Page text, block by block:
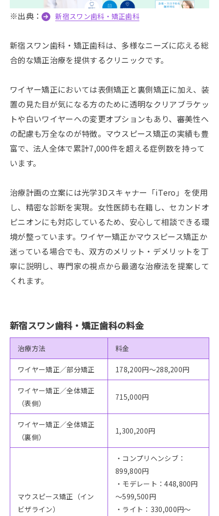
※出典： 新宿スワン歯科・矯正歯科
新宿スワン歯科・矯正歯科は、多様なニーズに応える総
合的な矯正治療を提供するクリニックです。
ワイヤー矯正においては表側矯正と裏側矯正に加え、装
置の見た目が気になる方のために透明なクリアブラケッ
トや白いワイヤーへの変更オプションもあり、審美性へ
の配慮も万全なのが特徴。マウスピース矯正の実績も豊
富で、法人全体で累計7,000件を超える症例数を持って
います。
治療計画の立案には光学3Dスキャナー「iTero」を使用
し、精密な診断を実現。女性医師も在籍し、セカンドオ
ピニオンにも対応しているため、安心して相談できる環
境が整っています。ワイヤー矯正かマウスピース矯正か
迷っている場合でも、双方のメリット・デメリットを丁
寧に説明し、専門家の視点から最適な治療法を提案して
くれます。
新宿スワン歯科・矯正歯科の料金
治療方法 料金
ワイヤー矯正／部分矯正 178,200円～288,200円
ワイヤー矯正／全体矯正
（表側）
715,000円
ワイヤー矯正／全体矯正
（裏側）
1,300,200円
マウスピース矯正（イン
ビザライン）
・コンプリヘンシブ：
899,800円
・モデレート：448,800円
～599,500円
・ライト：330,000円～